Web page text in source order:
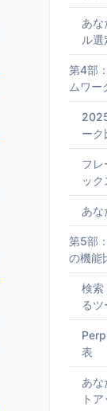
あな
ル選
第4部
ムワー
ーク
フレ
ック
あな
第5部
の機能
検索
る
表
あな
ト